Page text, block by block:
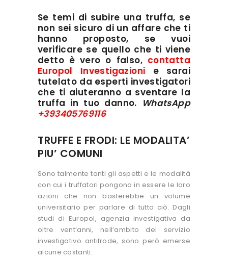
Se temi di subire una truffa, se
non sei sicuro di un affare che ti
hanno proposto, se vuoi
verificare se quello che ti viene
detto è vero o falso, contatta
Europol Investigazioni e sarai
tutelato da esperti investigatori
che ti aiuteranno a sventare la
truffa in tuo danno. WhatsApp
+393405769116
TRUFFE E FRODI: LE MODALITA’
PIU’ COMUNI
Sono talmente tanti gli aspetti e le modalità
con cui i truffatori pongono in essere le loro
azioni che non basterebbe un volume
universitario per parlare di tutto ciò. Dagli
studi di Europol, agenzia investigativa da
oltre vent’anni, nell’ambito del servizio
investigativo antifrode, sono però emerse
alcune costanti: